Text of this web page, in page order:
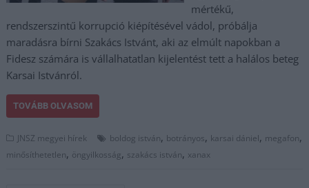
mértékű,
rendszerszintű korrupció kiépítésével vádol, próbálja
maradásra bírni Szakács Istvánt, aki az elmúlt napokban a
Fidesz számára is vállalhatatlan kijelentést tett a halálos beteg
Karsai Istvánról.
TOVÁBB OLVASOM
JNSZ megyei hírek boldog istván, botrányos, karsai dániel, megafon,
minősíthetetlen, öngyilkosság, szakács istván, xanax